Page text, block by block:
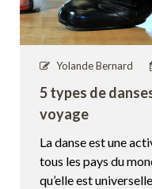
Yolande Bernard
5 types de
voyage
La danse est une
tous les pays du
qu’elle est